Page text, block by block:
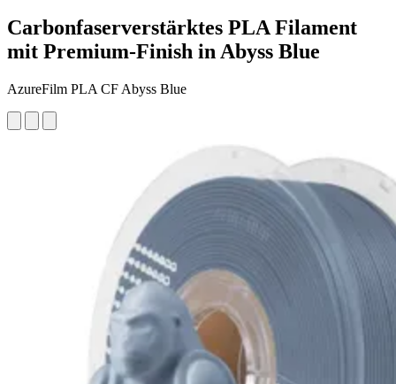
Carbonfaserverstärktes PLA Filament
mit Premium-Finish in Abyss Blue
AzureFilm PLA CF Abyss Blue